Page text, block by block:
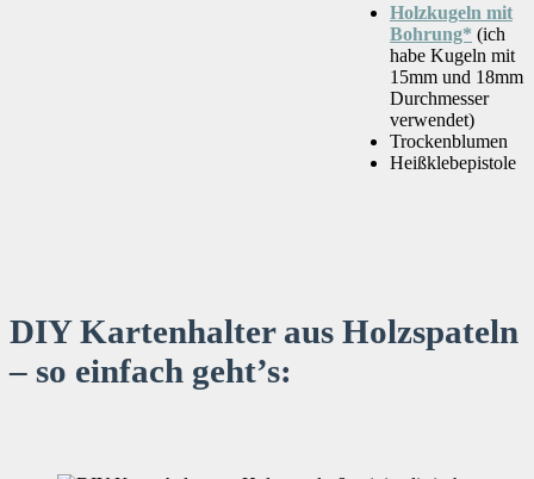
Holzkugeln mit
Bohrung* (ich
habe Kugeln mit
15mm und 18mm
Durchmesser
verwendet)
Trockenblumen
Heißklebepistole
DIY Kartenhalter aus Holzspateln
– so einfach geht’s: